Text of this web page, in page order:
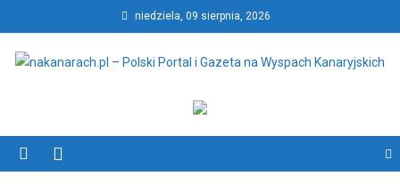
to
content
niedziela, 09 sierpnia, 2026
nakanarach.pl – Polski Portal
i Gazeta na Wyspach
Kanaryjskich